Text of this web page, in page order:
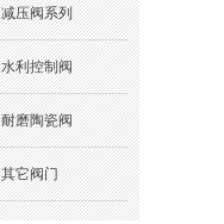
减压阀系列
水利控制阀
耐磨陶瓷阀
其它阀门